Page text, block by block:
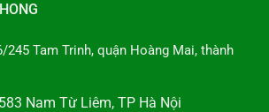
245 Tam Trinh, quận Hoàng Mai, thành
Nam Từ Liêm, TP Hà Nội